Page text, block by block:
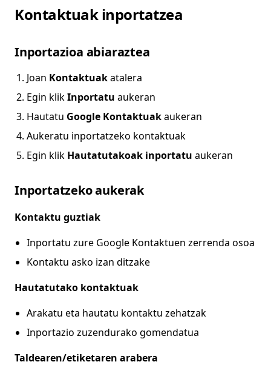
Kontaktuak inportatzea
Inportazioa abiaraztea
Joan Kontaktuakatalera
Egin klikInportatu aukeran
Hautatu Google Kontaktuakaukeran
Aukeratu inportatzeko kontaktuak
Egin klik Hautatutakoak inportatu aukeran
Inportatzeko aukerak
Kontaktu guztiak
Inportatu zure Google Kontaktuen zerrenda osoa
Kontaktu asko izan ditzake
Hautatutako kontaktuak
Arakatu eta hautatu kontaktu zehatzak
Inportazio zuzendurako gomendatua
Taldearen/etiketaren arabera